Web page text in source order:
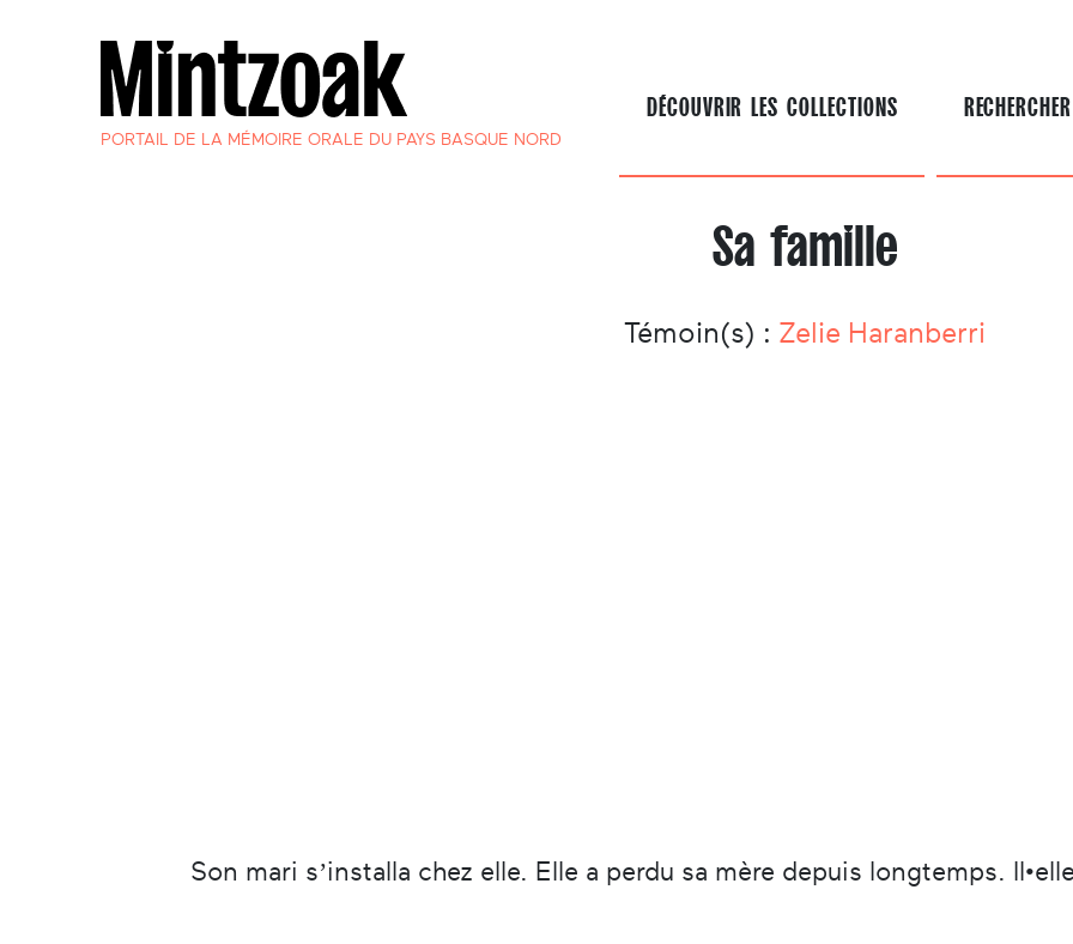
PORTAIL DE LA MÉMOIRE ORALE DU PAYS BASQUE NORD
DÉCOUVRIR LES COLLECTIONS
Sa famille
Témoin(s) : Zelie Haranberri
Son mari s’installa chez elle. Elle a perdu sa mère depuis longtemps.